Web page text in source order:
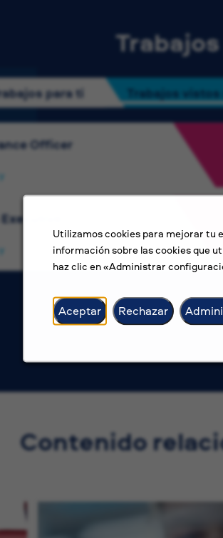
Utilizamos cookies para mejorar tu
información sobre las cookies que
haz clic en «Administrar
Aceptar Rechazar
para ti Trabajos
Officer
Contenido